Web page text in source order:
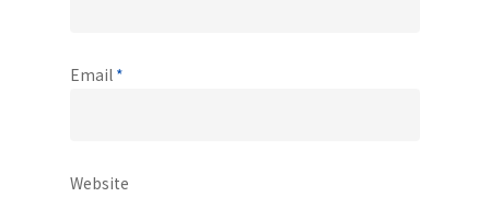
Email *
Website